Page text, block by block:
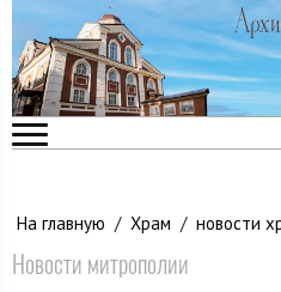
На главную / Храм / новости
Новости митрополии